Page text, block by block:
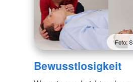
Foto:
Bewusstlosigkeit